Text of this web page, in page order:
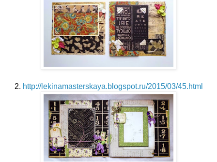
2. http://lekinamasterskaya.blogspot.ru/2015/03/45.html